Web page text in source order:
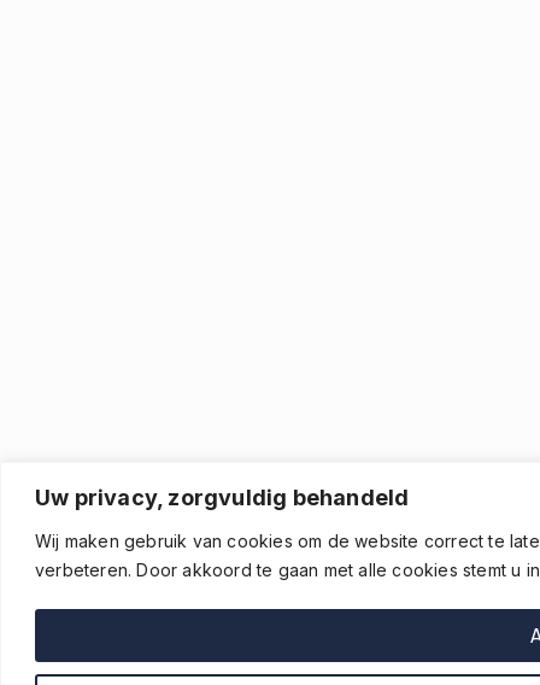
Uw privacy, zorgvuldig behandeld
Wij maken gebruik van cookies om de website correct te
verbeteren. Door akkoord te gaan met alle cookies stemt u